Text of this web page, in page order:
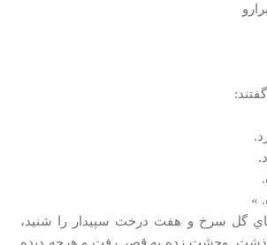
»
گل سرخ و هفت درخت سپيدار را شنيد،
گذشت. وحشت زده به قصر رفت و هرچه ديده